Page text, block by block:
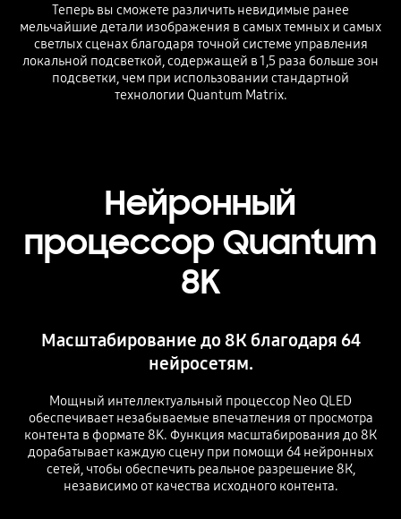
Теперь вы сможете различить невидимые ранее
мельчайшие детали изображения в самых темных и самых
светлых сценах благодаря точной системе управления
локальной подсветкой, содержащей в 1,5 раза больше зон
подсветки, чем при использовании стандартной
технологии Quantum Matrix.
Нейронный
процессор Quantum
8K
Масштабирование до 8К благодаря 64
нейросетям.
Мощный интеллектуальный процессор Neo QLED
обеспечивает незабываемые впечатления от просмотра
контента в формате 8K. Функция масштабирования до 8К
дорабатывает каждую сцену при помощи 64 нейронных
сетей, чтобы обеспечить реальное разрешение 8К,
независимо от качества исходного контента.